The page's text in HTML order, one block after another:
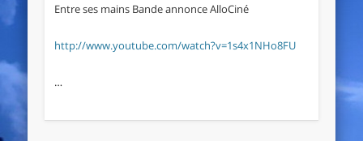
Entre ses mains Bande annonce AlloCiné
http://www.youtube.com/watch?v=1s4x1NHo8FU
…